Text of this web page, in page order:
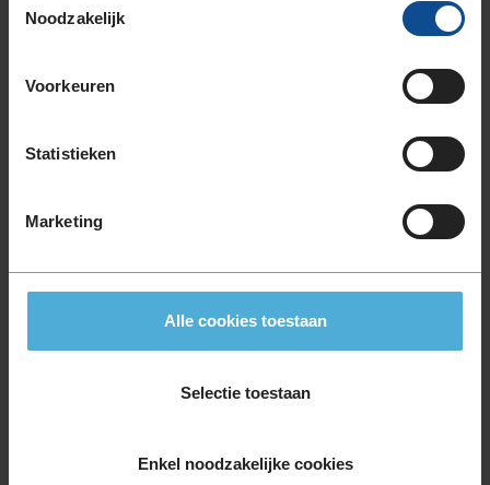
Noodzakelijk
Voorkeuren
Statistieken
Marketing
Alle cookies toestaan
Selectie toestaan
Enkel noodzakelijke cookies
225/45R17 94W EXTRALOAD RUNFLAT
225/50R17 98W EXTRALOAD RUNFLAT
225/55R17 97T EXTRALOAD
225/65R17 106V EXTRALOAD
235/55R17 103Y EXTRALOAD
235/55R17 103Y EXTRALOAD
245/45R17 99Y EXTRALOAD